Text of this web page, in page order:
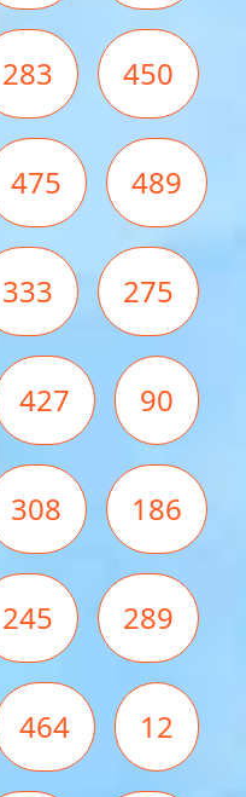
283 450
475 489
333 275
427 90
308 186
245 289
464 12